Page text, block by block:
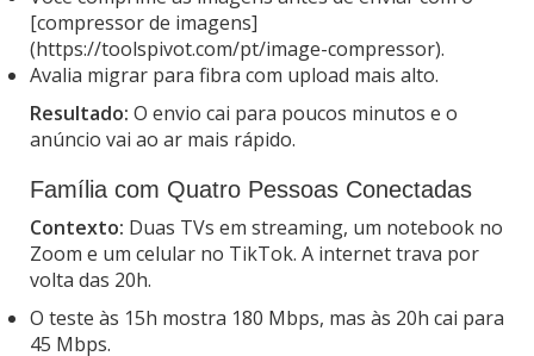
[compressor de imagens]
(https://toolspivot.com/pt/image-compressor).
Avalia migrar para fibra com upload mais alto.
Resultado: O envio cai para poucos minutos e o
anúncio vai ao ar mais rápido.
Família com Quatro Pessoas Conectadas
Contexto: Duas TVs em streaming, um notebook no
Zoom e um celular no TikTok. A internet trava por
volta das 20h.
O teste às 15h mostra 180 Mbps, mas às 20h cai para
45 Mbps.